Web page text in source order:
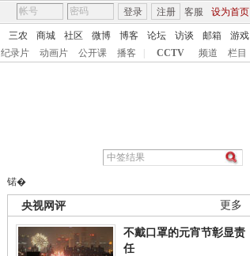
客服 设为首页
登录 注册
三农 商城 社区 微博 博客 论坛 访谈 邮箱
游戏
纪录片 动画片 公开课 播客 CCTV 频道 栏目
锘�
更多
央视网评
不戴口罩的元宵节彰显责
任